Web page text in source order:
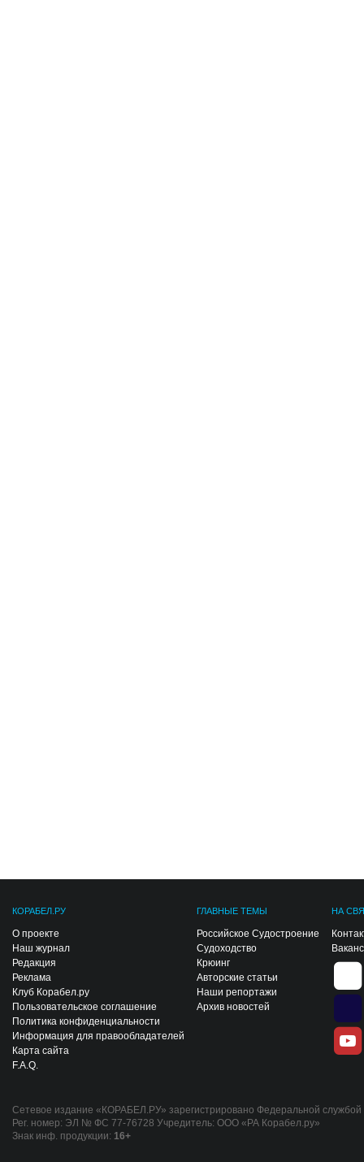
КОРАБЕЛ.РУ
О проекте
Наш журнал
Редакция
Реклама
Клуб Корабел.ру
Пользовательское соглашение
Политика конфиденциальности
Информация для правообладателей
Карта сайта
F.A.Q.
ГЛАВНЫЕ ТЕМЫ
Российское Судостроение
Судоходство
Крюинг
Авторские статьи
Наши репортажи
Архив новостей
НА
Сетевое издание «КОРАБЕЛ.РУ» зарегистрировано Федеральной
Рег. номер: ЭЛ № ФС 77-76728 Учредитель: ООО «РА Корабел.ру»
Знак инф. продукции: 16+